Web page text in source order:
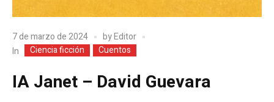
7 de marzo de 2024 byEditor
In
Ciencia ficción Cuentos
IA Janet – David Guevara